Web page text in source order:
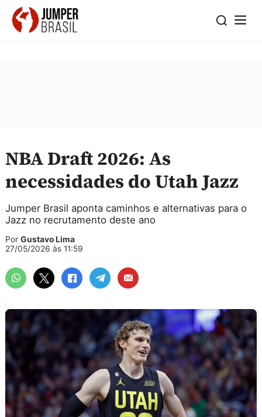
NBA Draft 2026: As
necessidades do Utah Jazz
Jumper Brasil aponta caminhos e alternativas para o
Jazz no recrutamento deste ano
Por Gustavo Lima
27/05/2026 às 11:59